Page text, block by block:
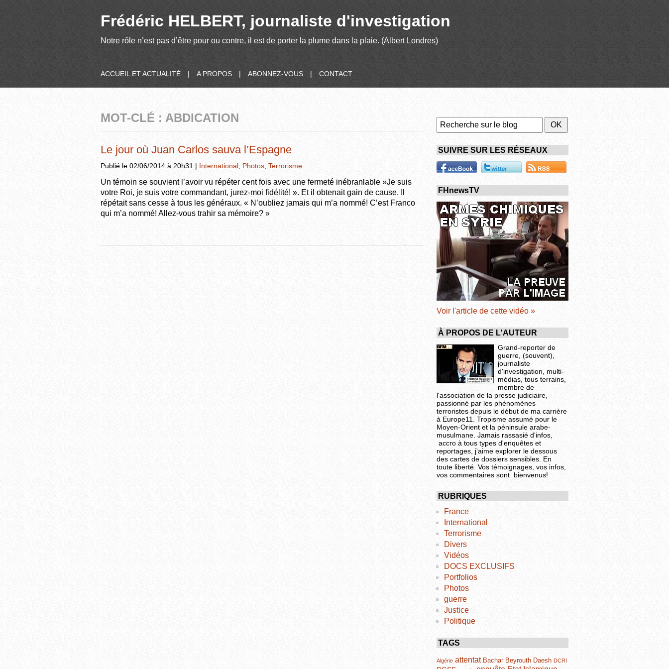
Frédéric HELBERT, journaliste d'investigation
Notre rôle n’est pas d’être pour ou contre, il est de porter la plume dans la plaie. (Albert Londres)
ACCUEIL ET ACTUALITÉ | A PROPOS | ABONNEZ-VOUS | CONTACT
MOT-CLÉ : ABDICATION
Le jour où Juan Carlos sauva l’Espagne
Publié le 02/06/2014 à 20h31 | International Photos Terrorisme
Un témoin se souvient l’avoir vu répéter cent fois avec une fermeté inébranlable »Je suis
votre Roi, je suis votre commandant, jurez-moi fidélité! ». Et il obtenait gain de cause. Il
répétait sans cesse à tous les généraux. « N’oubliez jamais qui m’a nommé! C’est Franco
qui m’a nommé! Allez-vous trahir sa mémoire? »
SUIVRE SUR LES RÉSEAUX
FHnewsTV
Voir l'article de cette vidéo »
À PROPOS DE L'AUTEUR
Grand-reporter de
guerre, (souvent),
journaliste
d'investigation, multi-
médias, tous terrains,
membre de
l'association de la presse judiciaire,
passionné par les phénomènes
terroristes depuis le début de ma carrière
à Europe11. Tropisme assumé pour le
Moyen-Orient et la péninsule arabe-
musulmane. Jamais rassasié d'infos,
accro à tous types d'enquêtes et
reportages, j'aime explorer le dessous
des cartes de dossiers sensibles. En
toute liberté. Vos témoignages, vos infos,
vos commentaires sont bienvenus!
RUBRIQUES
France
International
Terrorisme
Divers
Vidéos
DOCS EXCLUSIFS
Portfolios
Photos
guerre
Justice
Politique
TAGS
Algérie attentat Bachar Beyrouth Daesh DCRI